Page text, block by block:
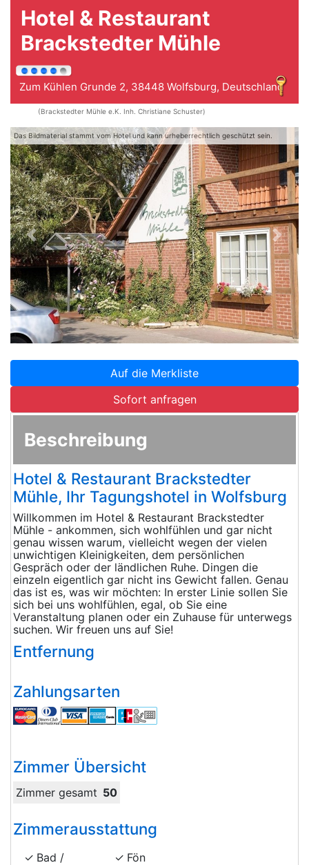
Hotel & Restaurant
Brackstedter Mühle
Zum Kühlen Grunde 2, 38448 Wolfsburg, Deutschland
(Brackstedter Mühle e.K. Inh. Christiane Schuster)
Das Bildmaterial stammt vom Hotel und kann urheberrechtlich geschützt sein.
Zurück
Auf die Merkliste
Sofort anfragen
Beschreibung
Hotel & Restaurant Brackstedter
Mühle, Ihr Tagungshotel in Wolfsburg
Willkommen im Hotel & Restaurant Brackstedter
Mühle - ankommen, sich wohlfühlen und gar nicht
genau wissen warum, vielleicht wegen der vielen
unwichtigen Kleinigkeiten, dem persönlichen
Gespräch oder der ländlichen Ruhe. Dingen die
einzeln eigentlich gar nicht ins Gewicht fallen. Genau
das ist es, was wir möchten: In erster Linie sollen Sie
sich bei uns wohlfühlen, egal, ob Sie eine
Veranstaltung planen oder ein Zuhause für unterwegs
suchen. Wir freuen uns auf Sie!
Entfernung
Zahlungsarten
Zimmer Übersicht
Zimmer gesamt 50
Zimmerausstattung
Bad /
Fön